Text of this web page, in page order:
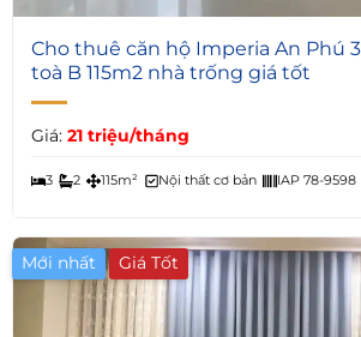
7
Cho thuê căn hộ Imperia An Phú
toà B 115m2 nhà trống giá tốt
Giá: 21 triệu/tháng
3 2 115m² Nội thất cơ bản IAP 78-9598
Mới nhất